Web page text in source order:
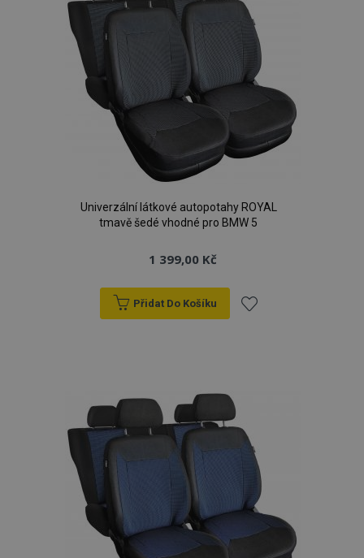
Univerzální látkové autopotahy ROYAL
tmavě šedé vhodné pro BMW 5
1 399,00 Kč
Přidat Do Košíku